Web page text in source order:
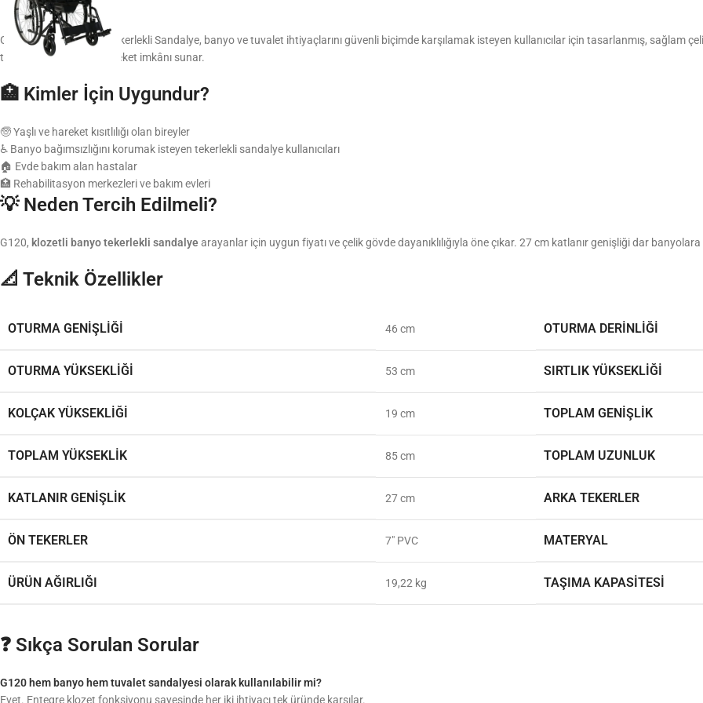
G120 Standart Banyo Tekerlekli Sandalye, banyo ve tuvalet ihtiyaçlarını güvenli biçimde karşılamak isteyen kullanıcılar için tasarlanmış, sağlam
tekerleriyle bağımsız hareket imkânı sunar.
🏥 Kimler İçin Uygundur?
🧓 Yaşlı ve hareket kısıtlılığı olan bireyler
♿ Banyo bağımsızlığını korumak isteyen tekerlekli sandalye kullanıcıları
🏠 Evde bakım alan hastalar
🏥 Rehabilitasyon merkezleri ve bakım evleri
💡 Neden Tercih Edilmeli?
G120, klozetli banyo tekerlekli sandalye arayanlar için uygun fiyatı ve çelik gövde dayanıklılığıyla öne çıkar. 27 cm katlanır genişliği dar
📐 Teknik Özellikler
OTURMA GENIŞLIĞI 46 cm OTURMA DERINLIĞI
OTURMA YÜKSEKLIĞI 53 cm SIRTLIK YÜKSEKLIĞI
KOLÇAK YÜKSEKLIĞI 19 cm TOPLAM GENIŞLIK
TOPLAM YÜKSEKLIK 85 cm TOPLAM UZUNLUK
KATLANIR GENIŞLIK 27 cm ARKA TEKERLER
ÖN TEKERLER 7″ PVC MATERYAL
ÜRÜN AĞIRLIĞI 19,22 kg TAŞIMA KAPASITESI
❓ Sıkça Sorulan Sorular
G120 hem banyo hem tuvalet sandalyesi olarak kullanılabilir mi?
Evet. Entegre klozet fonksiyonu sayesinde her iki ihtiyacı tek üründe karşılar.